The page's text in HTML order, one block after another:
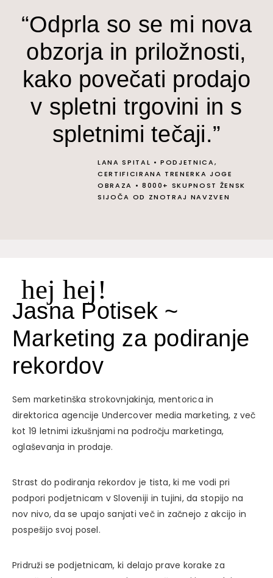
“Odprla so se mi nova
obzorja in priložnosti,
kako povečati prodajo
v spletni trgovini in s
spletnimi tečaji.”
LANA SPITAL • PODJETNICA,
CERTIFICIRANA TRENERKA JOGE
OBRAZA • 8000+ SKUPNOST ŽENSK
SIJOČA OD ZNOTRAJ NAVZVEN
hej hej!
Jasna Potisek ~
Marketing za podiranje
rekordov
Sem marketinška strokovnjakinja, mentorica in
direktorica agencije Undercover media marketing, z več
kot 19 letnimi izkušnjami na področju marketinga,
oglaševanja in prodaje.
Strast do podiranja rekordov je tista, ki me vodi pri
podpori podjetnicam v Sloveniji in tujini, da stopijo na
nov nivo, da se upajo sanjati več in začnejo z akcijo in
pospešijo svoj posel.
Pridruži se podjetnicam, ki delajo prave korake za